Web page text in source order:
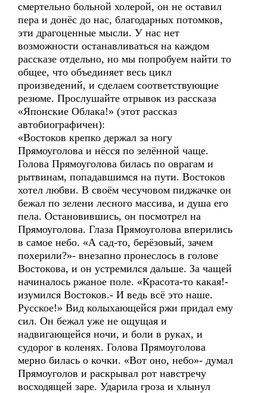
смертельно больной холерой, он не оставил
пера и донёс до нас, благодарных потомков,
эти драгоценные мысли. У нас нет
возможности останавливаться на каждом
рассказе отдельно, но мы попробуем найти то
общее, что объединяет весь цикл
произведений, и сделаем соответствующие
резюме. Прослушайте отрывок из рассказа
«Японские Облака!» (этот рассказ
автобиографичен):
«Востоков крепко держал за ногу
Прямоуголова и нёсся по зелённой чаще.
Голова Прямоуголова билась по оврагам и
рытвинам, попадавшимся на пути. Востоков
хотел любви. В своём чесучовом пиджачке он
бежал по зелени лесного массива, и душа его
пела. Остановившись, он посмотрел на
Прямоуголова. Глаза Прямоуголова вперились
в самое небо. «А сад-то, берёзовый, зачем
похерили?»- внезапно пронеслось в голове
Востокова, и он устремился дальше. За чащей
начиналось ржаное поле. «Красота-то какая!-
изумился Востоков.- И ведь всё это наше.
Русское!» Вид колыхающейся ржи придал ему
сил. Он бежал уже не ощущая и
надвигающейся ночи, и боли в руках, и
судорог в коленях. Голова Прямоуголова
мерно билась о кочки. «Вот оно, небо»- думал
Прямоуголов и раскрывал рот навстречу
восходящей заре. Ударила гроза и хлынул